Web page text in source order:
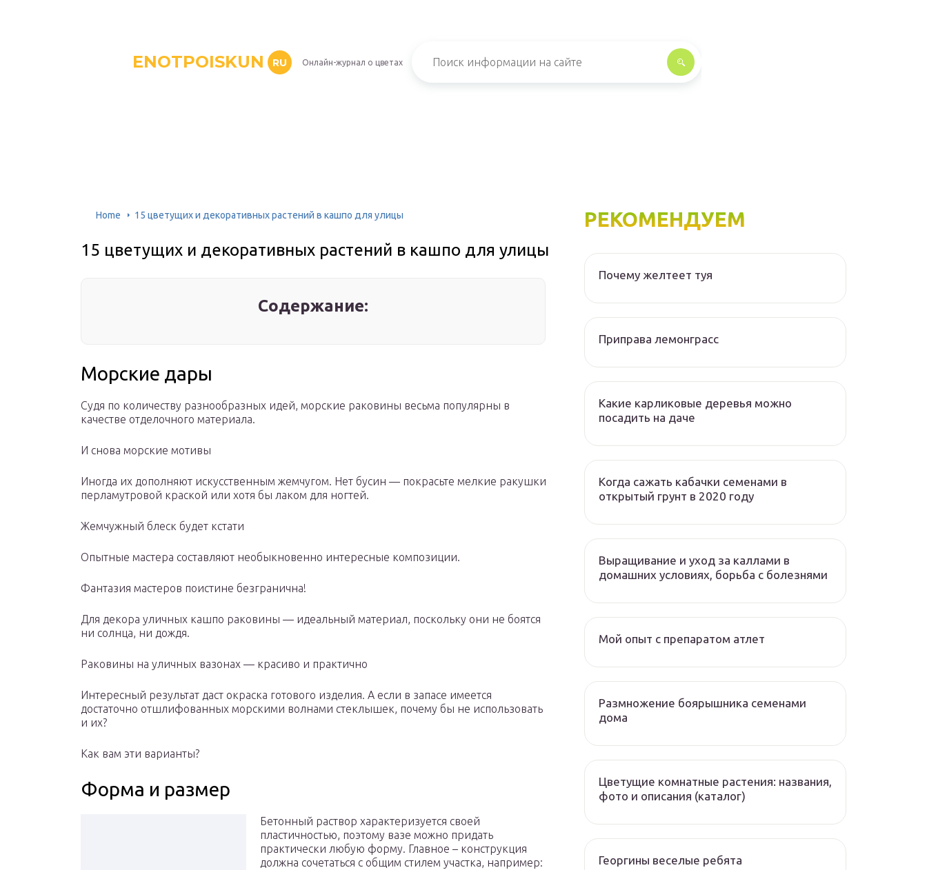
ENOTPOISKUN RU Онлайн-журнал о цветах
Home 15 цветущих и декоративных растений в кашпо для улицы
15 цветущих и декоративных растений в кашпо для улицы
Содержание:
Морские дары
Судя по количеству разнообразных идей, морские раковины весьма популярны в
качестве отделочного материала.
И снова морские мотивы
Иногда их дополняют искусственным жемчугом. Нет бусин — покрасьте мелкие ракушки
перламутровой краской или хотя бы лаком для ногтей.
Жемчужный блеск будет кстати
Опытные мастера составляют необыкновенно интересные композиции.
Фантазия мастеров поистине безгранична!
Для декора уличных кашпо раковины — идеальный материал, поскольку они не боятся
ни солнца, ни дождя.
Раковины на уличных вазонах — красиво и практично
Интересный результат даст окраска готового изделия. А если в запасе имеется
достаточно отшлифованных морскими волнами стеклышек, почему бы не использовать
и их?
Как вам эти варианты?
Форма и размер
Бетонный раствор характеризуется своей
пластичностью, поэтому вазе можно придать
практически любую форму. Главное – конструкция
должна сочетаться с общим стилем участка, например:
РЕКОМЕНДУЕМ
Почему желтеет туя
Приправа лемонграсс
Какие карликовые деревья можно
посадить на даче
Когда сажать кабачки семенами в
открытый грунт в 2020 году
Выращивание и уход за каллами в
домашних условиях, борьба с болезнями
Мой опыт с препаратом атлет
Размножение боярышника семенами
дома
Цветущие комнатные растения: названия,
фото и описания (каталог)
Георгины веселые ребята